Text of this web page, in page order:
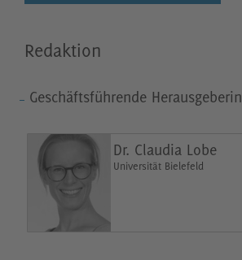
Redaktion
Geschäftsführende Herausgeberin
Dr. Claudia Lobe
Universität Bielefeld